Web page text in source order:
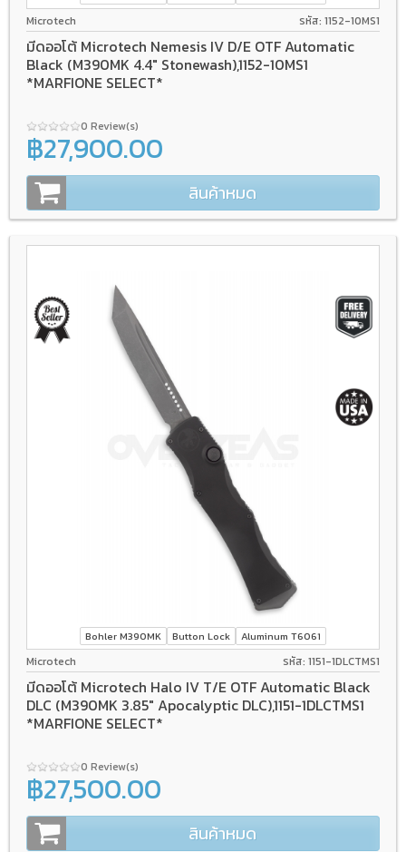
Microtech รหัส: 1152-10MS1
มีดออโต้ Microtech Nemesis IV D/E OTF Automatic
Black (M390MK 4.4" Stonewash),1152-10MS1
*MARFIONE SELECT*
0 Review(s)
฿27,900.00
สินค้าหมด
Bohler M390MK Button Lock Aluminum T6061
Microtech รหัส: 1151-1DLCTMS1
มีดออโต้ Microtech Halo IV T/E OTF Automatic Black
DLC (M390MK 3.85" Apocalyptic DLC),1151-1DLCTMS1
*MARFIONE SELECT*
0 Review(s)
฿27,500.00
สินค้าหมด